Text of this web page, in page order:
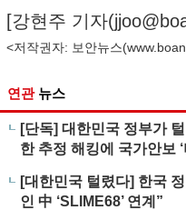
[강현주 기자(
<저작권자: 보안뉴스(
연관 뉴스
[단독] 대한민국 정부가
한 추정 해킹에 국가안보 ‘
[대한민국 털렸다] 한국
인 中 ‘SLIME68’ 연계”